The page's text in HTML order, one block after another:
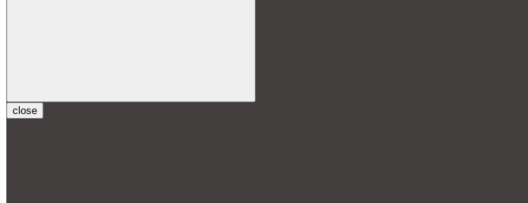
close